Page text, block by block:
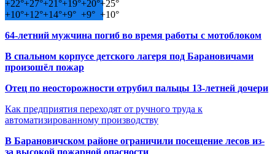
+22°+27°+21°+19°+20°+25°
+10°+12°+14°+9° +9° +10°
64-летний мужчина погиб во время работы с мотоблоком
В спальном корпусе детского лагеря под Барановичами
произошёл пожар
Отец по неосторожности отрубил пальцы 13-летней дочери
Как предприятия переходят от ручного труда к
автоматизированному производству
В Барановичском районе ограничили посещение лесов из-
за высокой пожарной опасности